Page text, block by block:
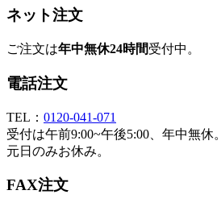
ネット注文
ご注文は年中無休24時間受付中。
電話注文
TEL： 0120-041-071
受付は午前9:00~午後5:00、年中無休。
元日のみお休み。
FAX注文